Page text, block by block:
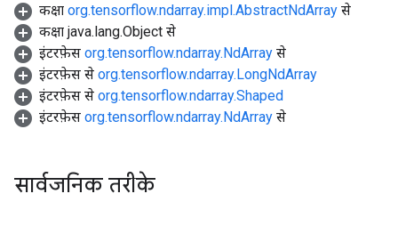
कक्षा org.tensorflow.ndarray.impl.AbstractNdArray से
कक्षा java.lang.Object से
इंटरफ़ेस org.tensorflow.ndarray.NdArray से
इंटरफ़ेस से org.tensorflow.ndarray.LongNdArray
इंटरफ़ेस से org.tensorflow.ndarray.Shaped
इंटरफ़ेस org.tensorflow.ndarray.NdArray से
सार्वजनिक तरीके